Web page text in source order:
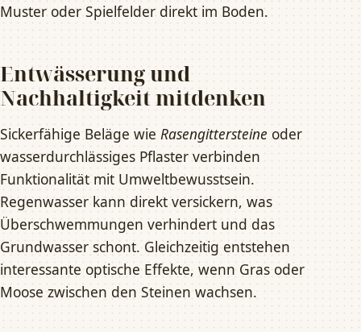
Muster oder Spielfelder direkt im Boden.
Entwässerung und
Nachhaltigkeit mitdenken
Sickerfähige Beläge wie Rasengittersteine oder
wasserdurchlässiges Pflaster verbinden
Funktionalität mit Umweltbewusstsein.
Regenwasser kann direkt versickern, was
Überschwemmungen verhindert und das
Grundwasser schont. Gleichzeitig entstehen
interessante optische Effekte, wenn Gras oder
Moose zwischen den Steinen wachsen.